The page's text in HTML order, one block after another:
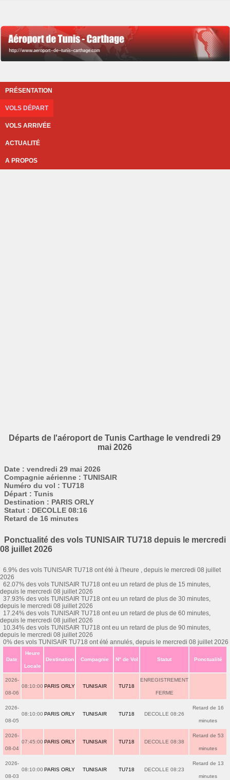
PRÉSENTATION
VOLS DÉPART
VOLS ARRIVÉE
ACTUALITÉ
A PROPOS
Départs de l'aéroport de Tunis Carthage le vendredi 29
mai 2026
Date : vendredi 29 mai 2026
Compagnie aérienne : TUNISAIR
Numéro du vol : TU718
Départ : Tunis
Destination : PARIS ORLY
Statut : DECOLLE 08:16
Retard de 16 minutes
Ponctualité des vols TUNISAIR TU718 depuis le mercredi
08 juillet 2026
6.9% des vols TUNISAIR TU718 ont été à l'heure , depuis le mercredi 08 juillet
2026
62.07% des vols TUNISAIR TU718 ont eu un retard de plus de 15 minutes,
depuis le mercredi 08 juillet 2026
37.93% des vols TUNISAIR TU718 ont eu un retard de plus de 30 minutes,
depuis le mercredi 08 juillet 2026
17.24% des vols TUNISAIR TU718 ont eu un retard de plus de 60 minutes,
depuis le mercredi 08 juillet 2026
10.34% des vols TUNISAIR TU718 ont eu un retard de plus de 90 minutes,
depuis le mercredi 08 juillet 2026
0% des vols TUNISAIR TU718 ont été annulés, depuis le mercredi 08 juillet 2026
Date
Heure
Locale
Destination Compagnie N° de Vol Statut Ponctualité
2026-
08-06
08:10:00 PARIS ORLY TUNISAIR TU718
ENREGISTREMENT
FERME
2026-
08-05
08:10:00 PARIS ORLY TUNISAIR TU718 DECOLLE 08:26
Retard de 16
minutes
2026-
08-04
07:45:00 PARIS ORLY TUNISAIR TU718 DECOLLE 08:38
Retard de 53
minutes
2026-
08-03
08:10:00 PARIS ORLY TUNISAIR TU718 DECOLLE 08:23
Retard de 13
minutes